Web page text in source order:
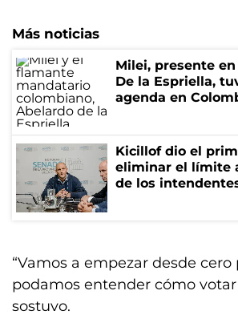
Más noticias
Milei, presente
De la Espriella,
agenda en
Kicillof dio el
eliminar el límite
de los
“Vamos a empezar desde
podamos entender cómo
sostuvo.